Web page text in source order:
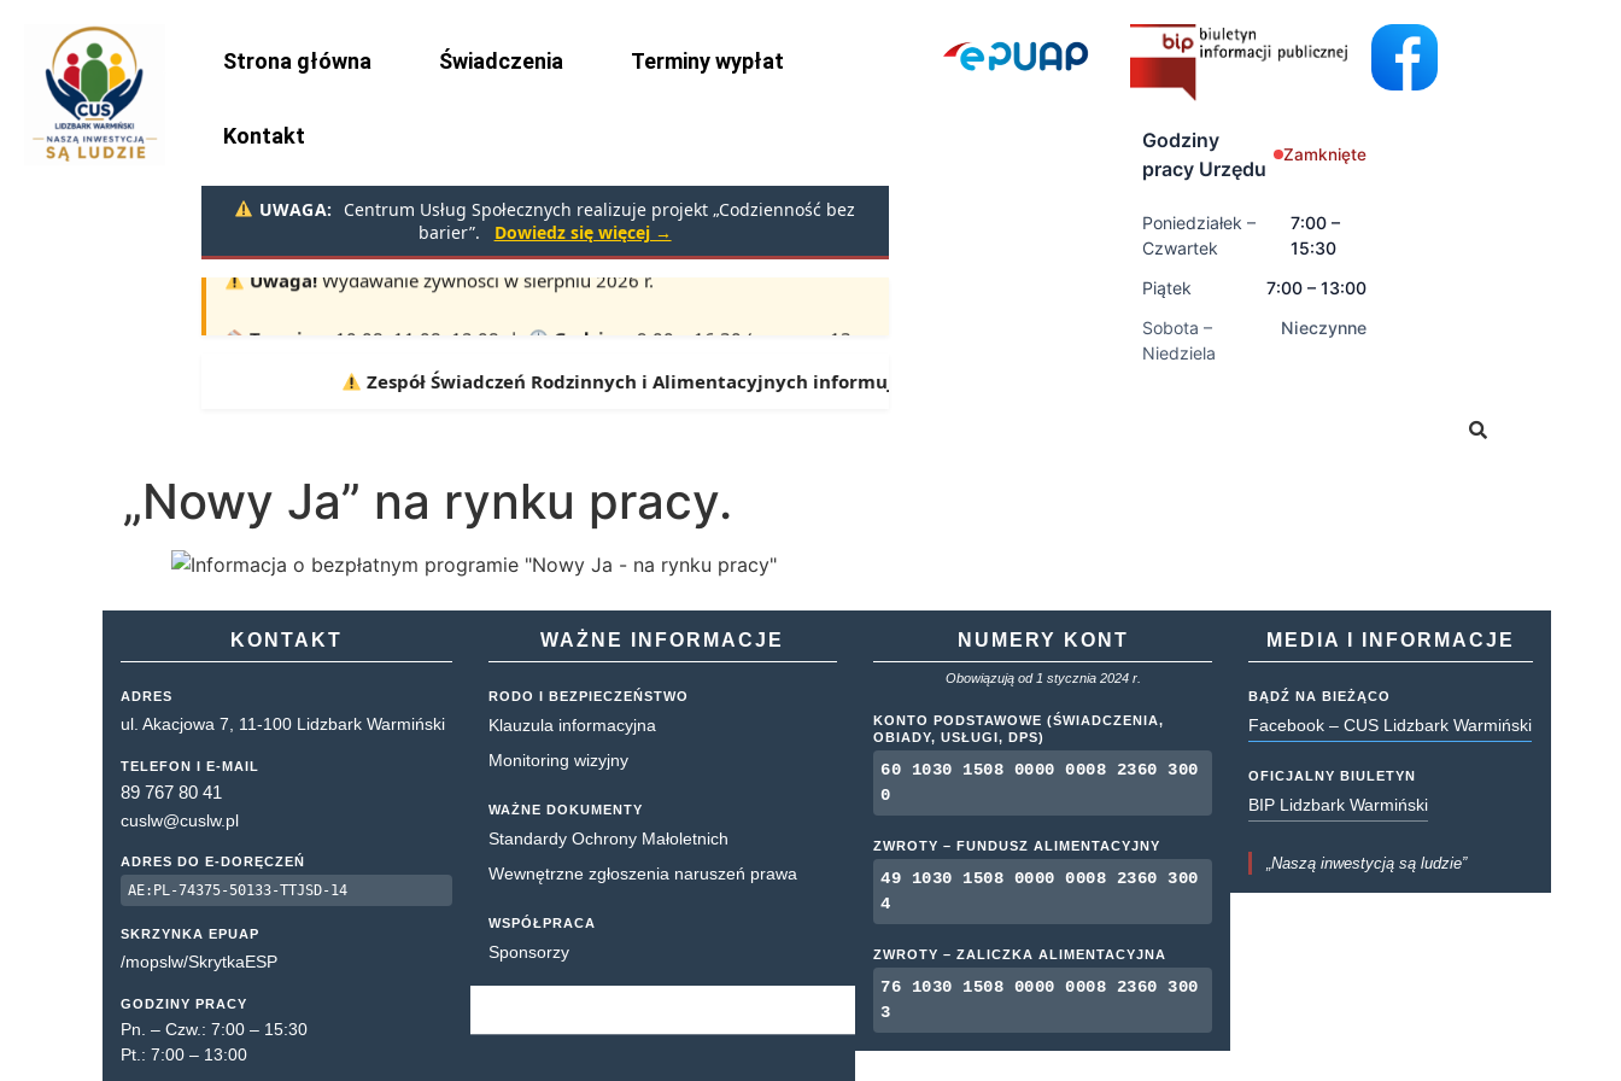
Strona główna Świadczenia Terminy wypłat
Kontakt
UWAGA:
Centrum Usług Społecznych realizuje projekt „Codzienność bez
barier”.
Dowiedz się więcej →
Zespół Świadczeń Rodzinnych i Alimentacyjnych informuje:Od 1 lipca można składać wnioski o świadczenia rodzinne oraz świadczenia
Godziny
pracy Urzędu
Zamknięte
Poniedziałek –
Czwartek
7:00 –
15:30
Piątek
7:00 – 13:00
Sobota –
Niedziela
Nieczynne
„Nowy Ja” na rynku pracy.
KONTAKT
ADRES
ul. Akacjowa 7, 11-100 Lidzbark Warmiński
TELEFON I E-MAIL
89 767 80 41
cuslw@cuslw.pl
ADRES DO E-DORĘCZEŃ
AE:PL-74375-50133-TTJSD-14
SKRZYNKA EPUAP
/mopslw/SkrytkaESP
GODZINY PRACY
Pn. – Czw.: 7:00 – 15:30
Pt.: 7:00 – 13:00
WAŻNE INFORMACJE
RODO I BEZPIECZEŃSTWO
Klauzula informacyjna
Monitoring wizyjny
WAŻNE DOKUMENTY
Standardy Ochrony Małoletnich
Wewnętrzne zgłoszenia naruszeń prawa
WSPÓŁPRACA
Sponsorzy
NUMERY KONT
Obowiązują od 1 stycznia 2024 r.
KONTO PODSTAWOWE (ŚWIADCZENIA,
OBIADY, USŁUGI, DPS)
60 1030 1508 0000 0008 2360 300
0
ZWROTY – FUNDUSZ ALIMENTACYJNY
49 1030 1508 0000 0008 2360 300
4
ZWROTY – ZALICZKA ALIMENTACYJNA
76 1030 1508 0000 0008 2360 300
3
MEDIA I INFORMACJE
BĄDŹ NA BIEŻĄCO
Facebook – CUS Lidzbark Warmiński
OFICJALNY BIULETYN
BIP Lidzbark Warmiński
„Naszą inwestycją są ludzie”